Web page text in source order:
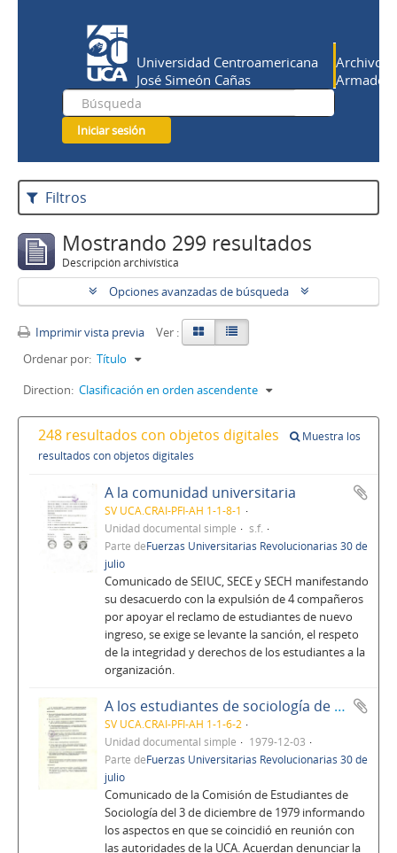
Universidad Centroamericana
José Simeón Cañas
Archivo
Armado
Iniciar sesión
Filtros
Mostrando 299 resultados
Descripción archivística
Opciones avanzadas de búsqueda
Imprimir vista previa
Ver :
Ordenar por: Título
Direction: Clasificación en orden ascendente
248 resultados con objetos digitales
Muestra los
resultados con objetos digitales
A la comunidad universitaria
SV UCA.CRAI-PFI-AH 1-1-8-1
Unidad documental simple
s.f.
Parte deFuerzas Universitarias Revolucionarias 30 de
julio
Comunicado de SEIUC, SECE y SECH manifestando
su desacuerdo con la expulsión de 4 compañeros
por apoyar el reclamo de estudiantes de nuevo
ingreso, se exige se levante la sanción, el respeto
de la integridad y derechos de los estudiantes a la
organización.
A los estudiantes de sociología de la UCA, a los estudiantes universitarios y al pueblo en general
SV UCA.CRAI-PFI-AH 1-1-6-2
Unidad documental simple
1979-12-03
Parte deFuerzas Universitarias Revolucionarias 30 de
julio
Comunicado de la Comisión de Estudiantes de
Sociología del 3 de diciembre de 1979 informando
los aspectos en que se coincidió en reunión con
las autoridades de la UCA. Acuerdan denunciar la